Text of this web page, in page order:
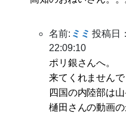
名前: ミミ 投稿日
22:09:10
ポリ銀さんへ。
来てくれませんで
四国の内陸部は
樋田さんの動画の